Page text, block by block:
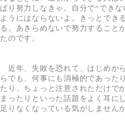
ぱり努力しなきゃ。自分で“でき
ようにはならないよ。きっとでき
る。あきらめないで努力すること
たのです。
近年、失敗を恐れて、はじめか
らでも、何事にも消極的であった
たり、ちょっと注意されただけで
まったりといった話題をよく耳に
足りなくなっている気がしません